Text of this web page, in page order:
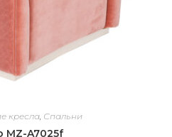
кресла, Спальни
MZ-A7025f